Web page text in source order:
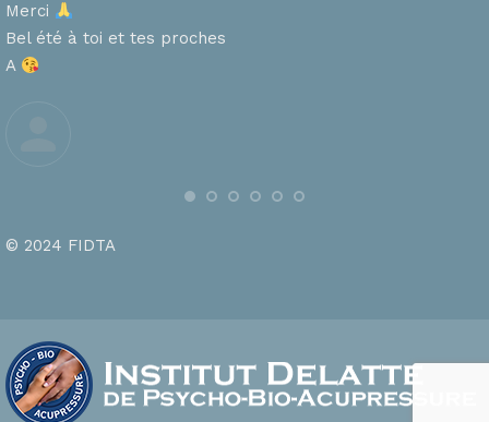
Merci
Bel été à toi et tes proches
A
© 2024 FIDTA